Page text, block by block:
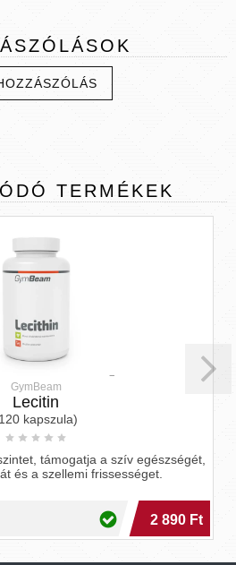
TERMÉKEK
GymBeam
Lecitin
kapszula)
támogatja a szív egészségét,
és a szellemi frissességet.
2 890 Ft